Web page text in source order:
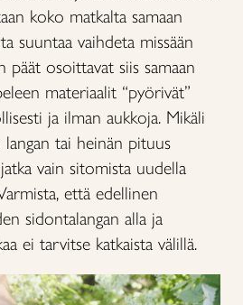
koko matkalta samaan
suuntaa vaihdeta missään
päät osoittavat siis samaan
materiaalit “pyörivät”
ja ilman aukkoja. Mikäli
langan tai heinän pituus
vain sitomista uudella
että edellinen
sidontalangan alla ja
ei tarvitse katkaista välillä.